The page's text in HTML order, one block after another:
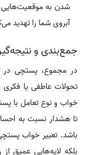
شدن به موقعیت‌هایی
آبروی شما را تهدید
جمع‌بندی و
در مجموع، پستچی در
تحولات عاطفی یا
خواب و نوع تعامل با
تا هشدار نسبت به
باشد. تعبیر خواب
بلکه لایه‌هایی عمیق